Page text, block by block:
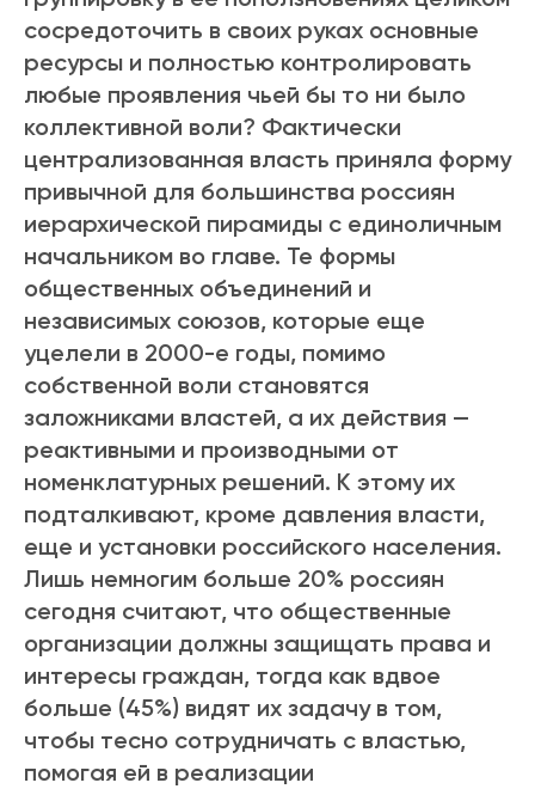
сосредоточить в своих руках основные
ресурсы и полностью контролировать
любые проявления чьей бы то ни было
коллективной воли? Фактически
централизованная власть приняла форму
привычной для большинства россиян
иерархической пирамиды с единоличным
начальником во главе. Те формы
общественных объединений и
независимых союзов, которые еще
уцелели в 2000-е годы, помимо
собственной воли становятся
заложниками властей, а их действия —
реактивными и производными от
номенклатурных решений. К этому их
подталкивают, кроме давления власти,
еще и установки российского населения.
Лишь немногим больше 20% россиян
сегодня считают, что общественные
организации должны защищать права и
интересы граждан, тогда как вдвое
больше (45%) видят их задачу в том,
чтобы тесно сотрудничать с властью,
помогая ей в реализации